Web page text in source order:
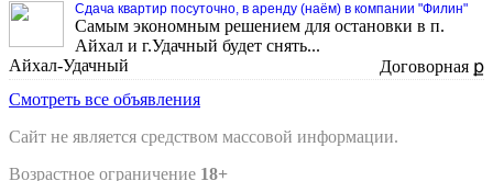
Сдача квартир посуточно, в аренду (наём) в компании "Филин"
Самым экономным решением для остановки в п.
Айхал и г.Удачный будет снять...
Айхал-Удачный
Договорная ք
Смотреть все объявления
Сайт не является средством массовой информации.
Возрастное ограничение 18+